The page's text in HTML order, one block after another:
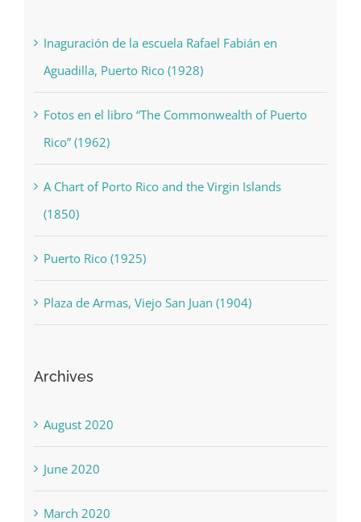
Inaguración de la escuela Rafael Fabián en
Aguadilla, Puerto Rico (1928)
Fotos en el libro “The Commonwealth of Puerto
Rico” (1962)
A Chart of Porto Rico and the Virgin Islands
(1850)
Puerto Rico (1925)
Plaza de Armas, Viejo San Juan (1904)
Archives
August 2020
June 2020
March 2020